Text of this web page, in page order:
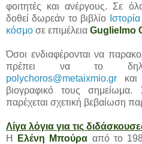
φοιτητές και ανέργους. Σε
δοθεί δωρεάν το βιβλίο
κόσμο σε επιμέλεια Guglielmo
Όσοι ενδιαφέρονται να
πρέπει να το
polychoros@metaixmio.gr και
βιογραφικό τους σημείωμα.
παρέχεται σχετική βεβαίωση
Λίγα λόγια για τις
Η
Ελένη Μπούρα από το